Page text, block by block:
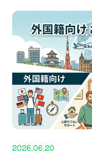
2026.06.20